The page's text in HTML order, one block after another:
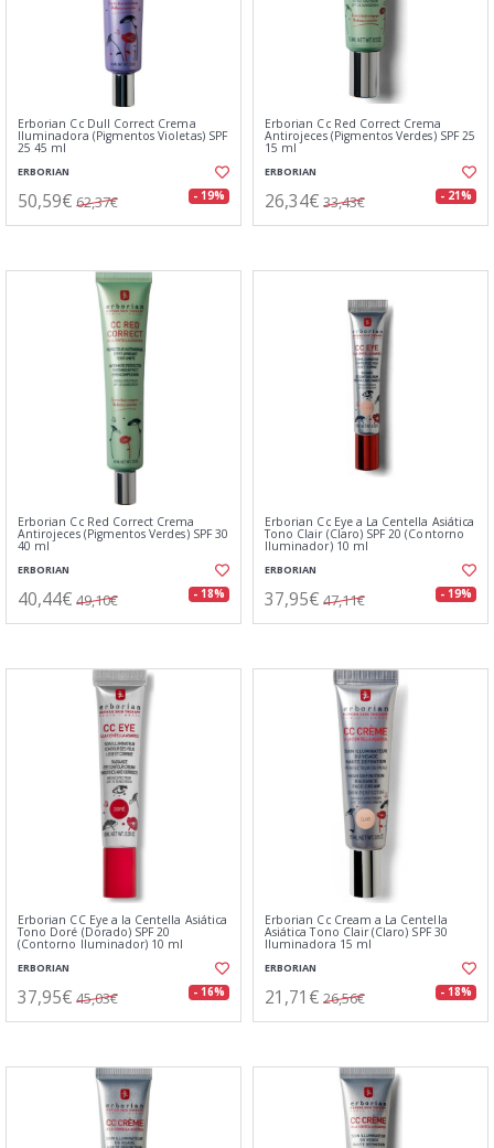
Erborian Cc Dull Correct Crema
Iluminadora (Pigmentos Violetas) SPF
25 45 ml
ERBORIAN
50,59€ 62,37€ - 19%
Erborian Cc Red Correct Crema
Antirojeces (Pigmentos Verdes) SPF 25
15 ml
ERBORIAN
26,34€ 33,43€ - 21%
Erborian Cc Red Correct Crema
Antirojeces (Pigmentos Verdes) SPF 30
40 ml
ERBORIAN
40,44€ 49,10€ - 18%
Erborian Cc Eye a La Centella Asiática
Tono Clair (Claro) SPF 20 (Contorno
Iluminador) 10 ml
ERBORIAN
37,95€ 47,11€ - 19%
Erborian CC Eye a la Centella Asiática
Tono Doré (Dorado) SPF 20
(Contorno Iluminador) 10 ml
ERBORIAN
37,95€ 45,03€ - 16%
Erborian Cc Cream a La Centella
Asiática Tono Clair (Claro) SPF 30
Iluminadora 15 ml
ERBORIAN
21,71€ 26,56€ - 18%